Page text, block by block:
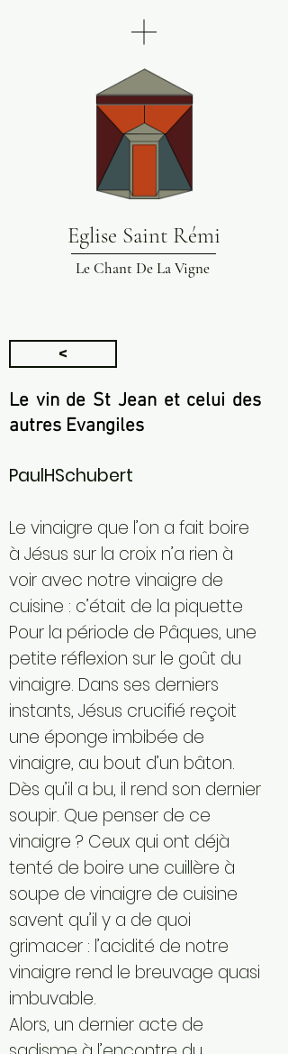
Eglise Saint Rémi
Le Chant De La Vigne
<
Le vin de St Jean et celui des
autres Evangiles
PaulHSchubert
Le vinaigre que l’on a fait boire
à Jésus sur la croix n’a rien à
voir avec notre vinaigre de
cuisine : c’était de la piquette
Pour la période de Pâques, une
petite réflexion sur le goût du
vinaigre. Dans ses derniers
instants, Jésus crucifié reçoit
une éponge imbibée de
vinaigre, au bout d’un bâton.
Dès qu’il a bu, il rend son dernier
soupir. Que penser de ce
vinaigre ? Ceux qui ont déjà
tenté de boire une cuillère à
soupe de vinaigre de cuisine
savent qu’il y a de quoi
grimacer : l’acidité de notre
vinaigre rend le breuvage quasi
imbuvable.
Alors, un dernier acte de